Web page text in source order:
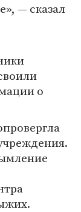
— сказал
о